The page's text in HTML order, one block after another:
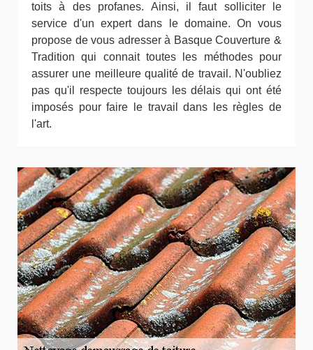
toits à des profanes. Ainsi, il faut solliciter le
service d'un expert dans le domaine. On vous
propose de vous adresser à Basque Couverture &
Tradition qui connait toutes les méthodes pour
assurer une meilleure qualité de travail. N'oubliez
pas qu'il respecte toujours les délais qui ont été
imposés pour faire le travail dans les règles de
l'art.